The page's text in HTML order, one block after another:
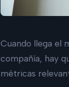
Cuando llega el
compañía, hay
métricas